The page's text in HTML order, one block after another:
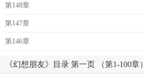
第148章
第147章
第146章
《幻想朋友》目录 第一页 （第1-100章）